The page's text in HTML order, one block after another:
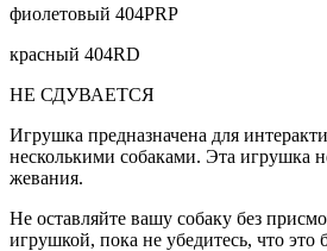
фиолетовый 404PRP
красный 404RD
НЕ СДУВАЕТСЯ
Игрушка предназначена для
несколькими собаками. Эта игрушка
жевания.
Не оставляйте вашу собаку без
игрушкой, пока не убедитесь, что это